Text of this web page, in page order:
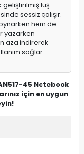
geliştirilmiş tuş
sessiz çalışır.
hem de
yazarken
aza indirerek
sağlar.
45 Notebook
için en uygun